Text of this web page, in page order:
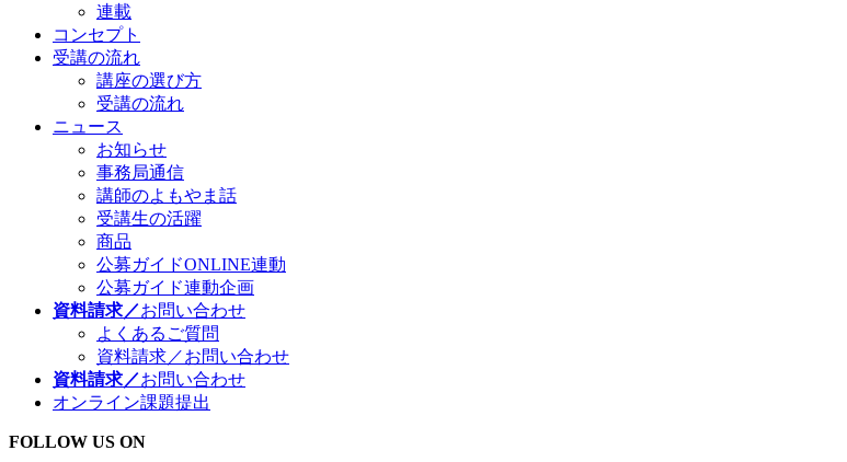
連載
コンセプト
受講の流れ
講座の選び方
受講の流れ
ニュース
お知らせ
事務局通信
講師のよもやま話
受講生の活躍
商品
公募ガイドONLINE連動
公募ガイド連動企画
資料請求／お問い合わせ
よくあるご質問
資料請求／お問い合わせ
資料請求／お問い合わせ
オンライン課題提出
FOLLOW US ON